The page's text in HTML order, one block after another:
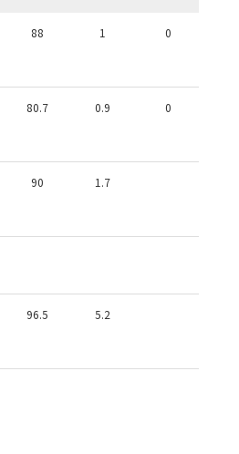
88 1 0
80.7 0.9 0
90 1.7
96.5 5.2